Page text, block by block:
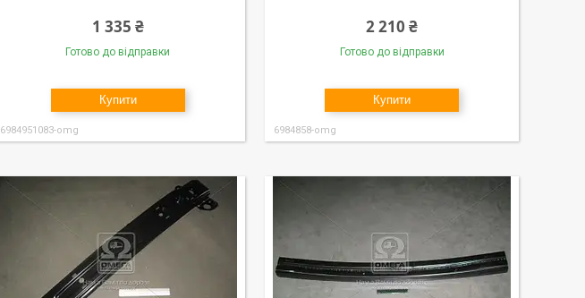
1 335 ₴
Готово до відправки
Купити
6984951083-omg
2 210 ₴
Готово до відправки
Купити
6984858-omg